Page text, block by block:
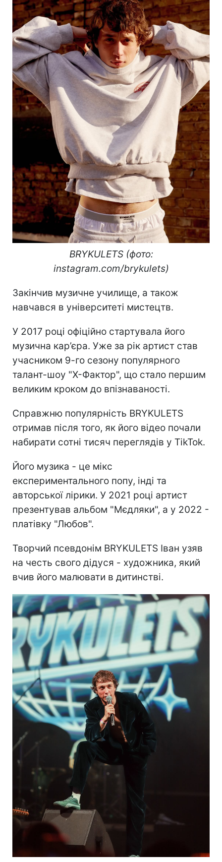
BRYKULETS (фото:
instagram.com/brykulets)
Закінчив музичне училище, а також
навчався в університеті мистецтв.
У 2017 році офіційно стартувала його
музична кар’єра. Уже за рік артист став
учасником 9-го сезону популярного
талант-шоу "Х-Фактор", що стало першим
великим кроком до впізнаваності.
Справжню популярність BRYKULETS
отримав після того, як його відео почали
набирати сотні тисяч переглядів у TikTok.
Його музика - це мікс
експериментального попу, інді та
авторської лірики. У 2021 році артист
презентував альбом "Мєдляки", а у 2022 -
платівку "Любов".
Творчий псевдонім BRYKULETS Іван узяв
на честь свого дідуся - художника, який
вчив його малювати в дитинстві.